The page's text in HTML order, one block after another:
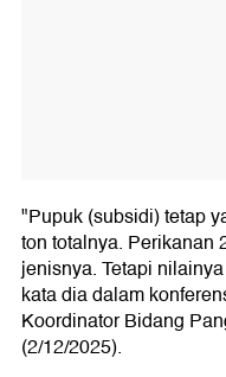
"Pupuk (subsidi) tetap
ton totalnya. Perikanan
jenisnya. Tetapi
kata dia dalam
Koordinator Bidang
(2/12/2025).